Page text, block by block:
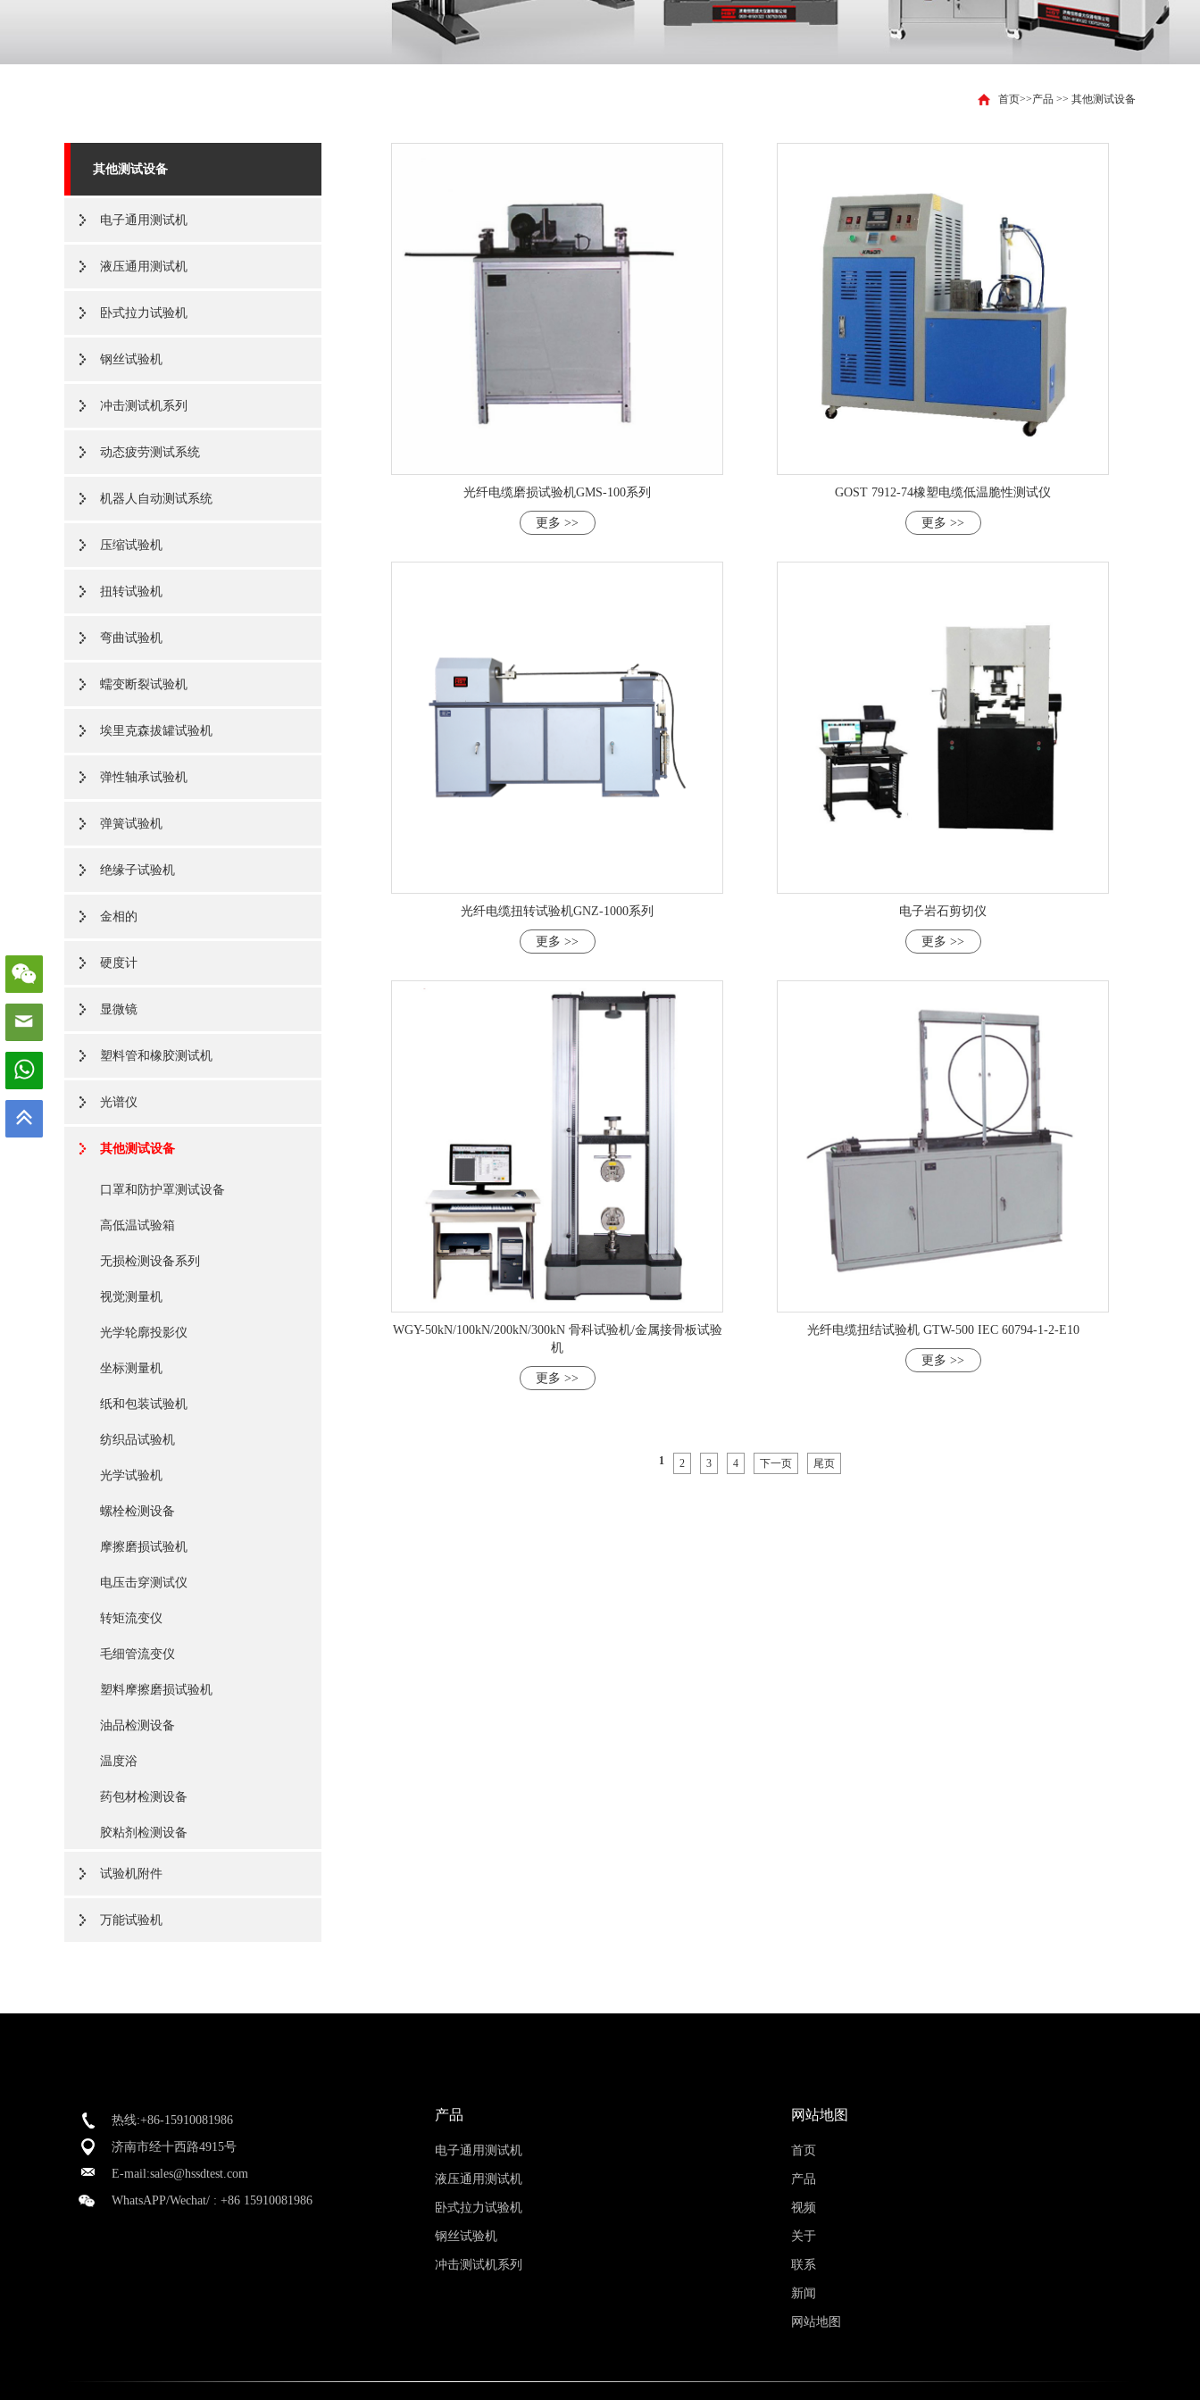
首页>>产品 >> 其他测试设备
其他测试设备
电子通用测试机
液压通用测试机
卧式拉力试验机
钢丝试验机
冲击测试机系列
动态疲劳测试系统
机器人自动测试系统
压缩试验机
扭转试验机
弯曲试验机
蠕变断裂试验机
埃里克森拔罐试验机
弹性轴承试验机
弹簧试验机
绝缘子试验机
金相的
硬度计
显微镜
塑料管和橡胶测试机
光谱仪
其他测试设备
口罩和防护罩测试设备
高低温试验箱
无损检测设备系列
视觉测量机
光学轮廓投影仪
坐标测量机
纸和包装试验机
纺织品试验机
光学试验机
螺栓检测设备
摩擦磨损试验机
电压击穿测试仪
转矩流变仪
毛细管流变仪
塑料摩擦磨损试验机
油品检测设备
温度浴
药包材检测设备
胶粘剂检测设备
试验机附件
万能试验机
光纤电缆磨损试验机GMS-100系列
更多 >>
GOST 7912-74橡塑电缆低温脆性测试仪
更多 >>
光纤电缆扭转试验机GNZ-1000系列
更多 >>
电子岩石剪切仪
更多 >>
WGY-50kN/100kN/200kN/300kN 骨科试验机/金属接骨板试验
机
更多 >>
光纤电缆扭结试验机 GTW-500 IEC 60794-1-2-E10
更多 >>
1 2 3 4 下一页 尾页
热线:+86-15910081986
济南市经十西路4915号
E-mail:sales@hssdtest.com
WhatsAPP/Wechat/ : +86 15910081986
产品
电子通用测试机
液压通用测试机
卧式拉力试验机
钢丝试验机
冲击测试机系列
网站地图
首页
产品
视频
关于
联系
新闻
网站地图